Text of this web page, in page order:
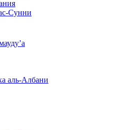
Сунни
аль-Албани